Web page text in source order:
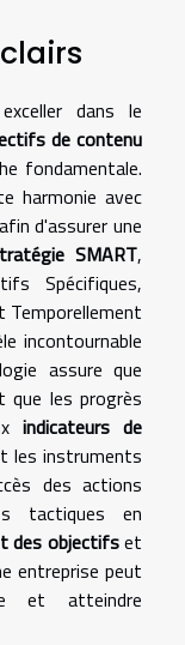
dans le
de contenu
fondamentale.
harmonie avec
d'assurer une
SMART,
Spécifiques,
Temporellement
incontournable
assure que
que les progrès
indicateurs de
les instruments
des actions
tactiques en
des objectifset
entreprise peut
et atteindre